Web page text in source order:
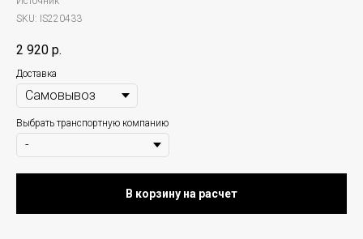
SKU: IS220433
2 920 р.
Доставка
Выбрать транспортную компанию
В корзину на расчет